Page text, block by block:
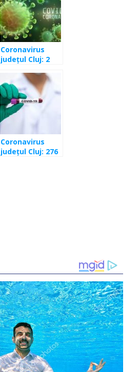
Coronavirus
județul Cluj: 2
ultimele 24 de
ore
Coronavirus
județul Cluj: 276